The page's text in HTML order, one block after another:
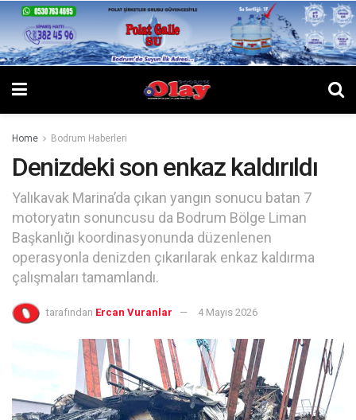
Home Bodrum Haberleri
Denizdeki son enkaz kaldırıldı
Yalıkavak Marina’da çıkan yangın sonucu batan 7
motoryatın sonuncusu da Bodrum Bölge Liman
Başkanlığı koordinasyonunda düzenlenen
operasyonla denizden çıkarılarak enkaz kaldırma
çalışmaları tamamlandı.
tarafından Ercan Vuranlar 4 Mayıs 2026